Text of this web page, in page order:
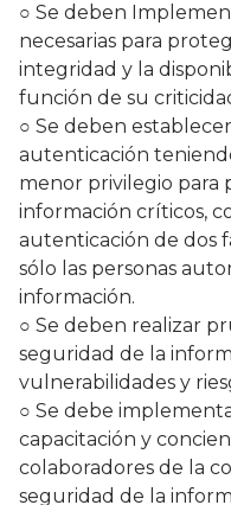
○ Se deben
necesarias para
integridad y la
función de su
○ Se deben
autenticación
menor privilegio para
información críticos,
autenticación de dos
sólo las personas
información.
○ Se deben realizar
seguridad de la
vulnerabilidades y
○ Se debe
capacitación y
colaboradores de la
seguridad de la